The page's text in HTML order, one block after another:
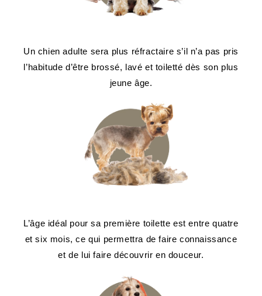
Un chien adulte sera plus réfractaire s’il n’a pas pris
l’habitude d’être brossé, lavé et toiletté dès son plus
jeune âge.
L’âge idéal pour sa première toilette est entre quatre
et six mois, ce qui permettra de faire connaissance
et de lui faire découvrir en douceur.